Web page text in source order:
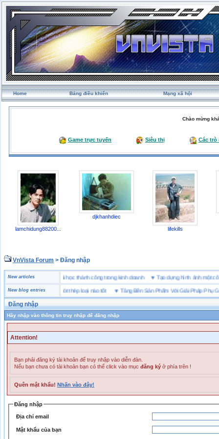
Home Bảng điều khiển Mạng xã hội
Chào mừng
Game trực tuyến Siêu thị Các trò
lamchidung88200...
djkhanhdiec
lifekills
VnVista Forum > Đăng nhập
New articles
biệt” của Microsoft ♥4 bài học thành công trong kinh doanh♥Tạo dựng hình ảnh
New blog entries
bảo hộ lót Kevlar và lót thép loại nào tốt♥ Tăng Bền Sản Phẩm Với Giải Pháp Phụ Gia
Đăng nhập
Hãy nhập vào thông tin truy nhập để đăng nhập
Attention!
Bạn phải đăng ký tài khoản để truy nhập vào diễn đàn.
Nếu bạn chưa có tài khoản bạn có thể click vào mục đăng ký ở phía trên !
Quên mật khẩu! Nhấn vào đây!
Đăng nhập
Địa chỉ email
Mật khẩu của bạn